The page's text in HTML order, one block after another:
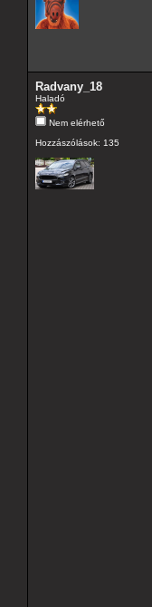
Radvany_18
Haladó
Nem elérhető
Hozzászólások: 135